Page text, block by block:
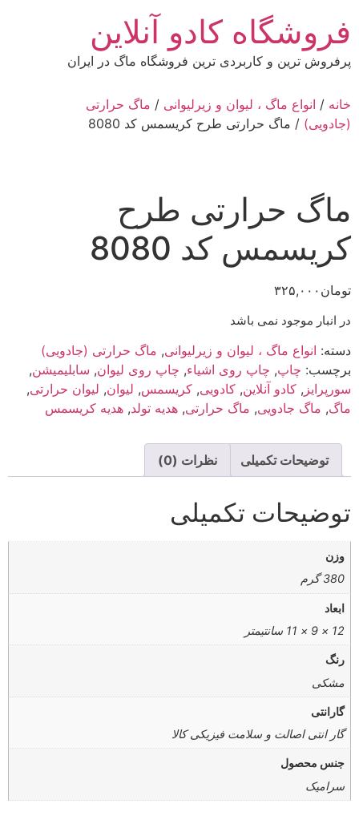
محتوا
فروشگاه کادو آنلاین
پرفروش ترین و کاربردی ترین فروشگاه ماگ در ایران
خانه / انواع ماگ ، لیوان و زیرلیوانی / ماگ حرارتی
(جادویی) / ماگ حرارتی طرح کریسمس کد 8080
ماگ حرارتی طرح
کریسمس کد 8080
تومان ۳۲۵,۰۰۰
در انبار موجود نمی باشد
دسته: انواع ماگ ، لیوان و زیرلیوانی, ماگ حرارتی (جادویی)
برچسب: چاپ, چاپ روی اشیاء, چاپ روی لیوان, سابلیمیشن,
سورپرایز , کادو آنلاین, کادویی, کریسمس, لیوان, لیوان حرارتی,
ماگ, ماگ جادویی, ماگ حرارتی, هدیه تولد, هدیه کریسمس
توضیحات تکمیلی نظرات (0)
توضیحات تکمیلی
وزن
380 گرم
ابعاد
12 × 9 × 11 سانتیمتر
رنگ
مشکی
گارانتی
گار انتی اصالت و سلامت فیزیکی کالا
جنس محصول
سرامیک